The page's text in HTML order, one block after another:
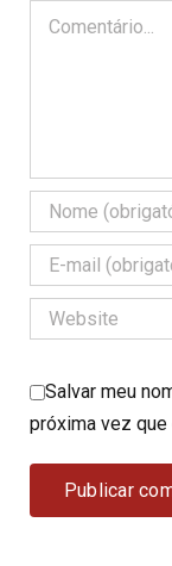
Comentário
Salvar meu
próxima vez que